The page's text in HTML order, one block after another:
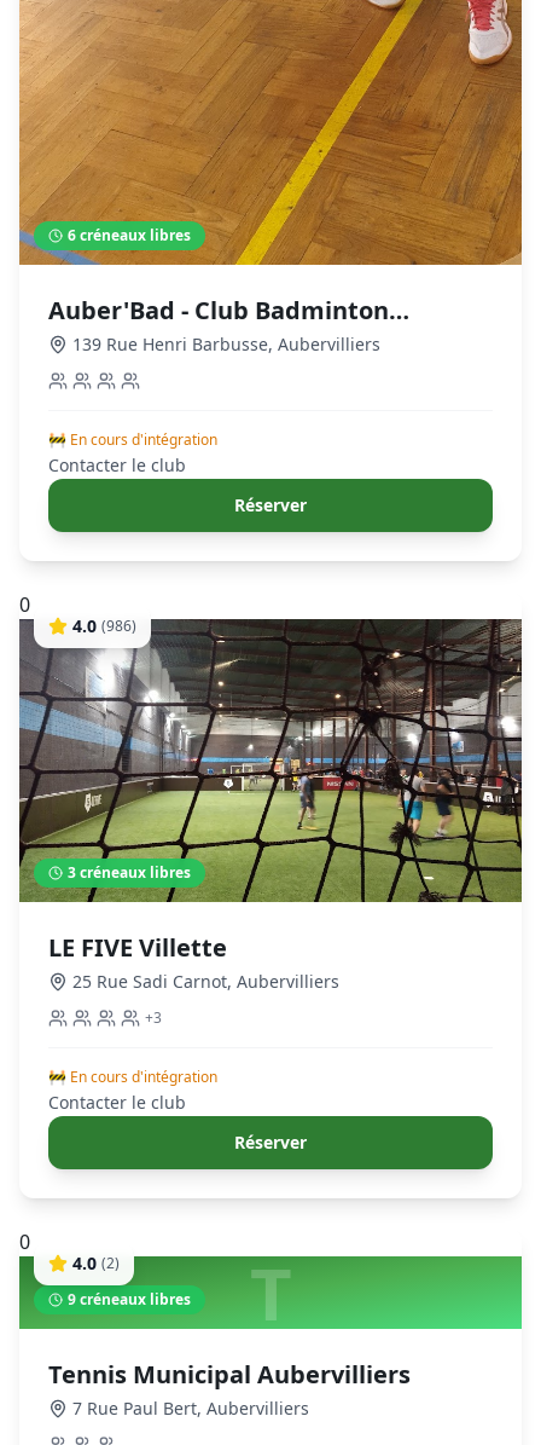
6créneaux libres
Auber'Bad - Club Badminton
Aubervilliers
139 Rue Henri Barbusse, Aubervilliers
🚧 En cours d'intégration
Contacter le club
Réserver
0
4.0 (986)
3créneaux libres
LE FIVE Villette
25 Rue Sadi Carnot, Aubervilliers
+3
🚧 En cours d'intégration
Contacter le club
Réserver
0
T
4.0 (2)
9créneaux libres
Tennis Municipal Aubervilliers
7 Rue Paul Bert, Aubervilliers